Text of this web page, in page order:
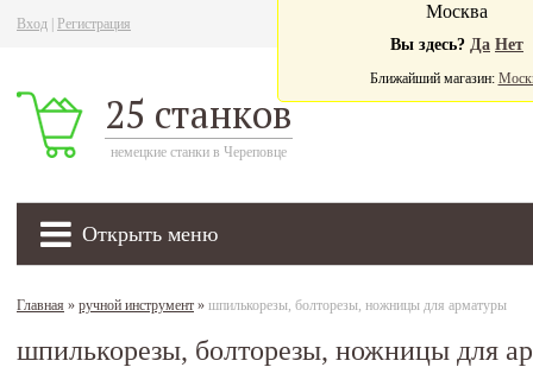
Вход Регистрация
25 станков
немецкие станки в Череповце
Открыть меню
Москва
Вы здесь? Да Нет
Ближайший магазин:
Главная » ручной инструмент » шпилькорезы, болторезы, ножницы для арматуры
шпилькорезы, болторезы, ножницы для